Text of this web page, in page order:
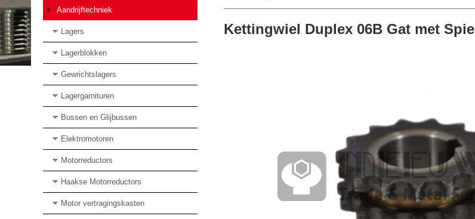
Aandrijftechniek
Lagers
Lagerblokken
Gewrichtslagers
Lagergarnituren
Bussen en Glijbussen
Elektromotoren
Motorreductors
Haakse Motorreductors
Motor vertragingskasten
Kettingwiel Duplex 06B Gat met Spie